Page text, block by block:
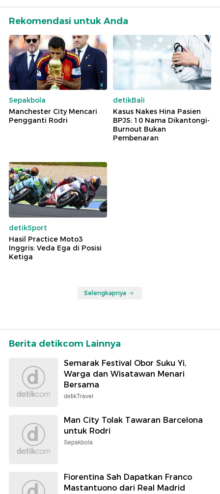
Rekomendasi untuk Anda
Sepakbola
Manchester City Mencari
Pengganti Rodri
detikBali
Kasus Nakes Hina Pasien
BPJS: 10 Nama Dikantongi-
Burnout Bukan
Pembenaran
detikSport
Hasil Practice Moto3
Inggris: Veda Ega di Posisi
Ketiga
Selengkapnya
Berita detikcom Lainnya
Semarak Festival Obor Suku Yi,
Warga dan Wisatawan Menari
Bersama
detikTravel
Man City Tolak Tawaran Barcelona
untuk Rodri
Sepakbola
Fiorentina Sah Dapatkan Franco
Mastantuono dari Real Madrid